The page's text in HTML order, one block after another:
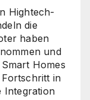
Hightech-
die
haben
und
Homes
in
Integration